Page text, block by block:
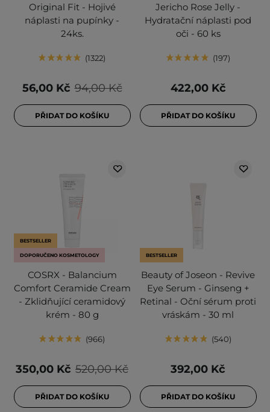
Original Fit - Hojivé
náplasti na pupínky -
24ks.
1322
94,00 Kč
56,00 Kč
PŘIDAT DO KOŠÍKU
Jericho Rose Jelly -
Hydratační náplasti pod
oči - 60 ks
197
422,00 Kč
PŘIDAT DO KOŠÍKU
BESTSELLER
DOPORUČENO KOSMETOLOGY
COSRX - Balancium
Comfort Ceramide Cream
- Zklidňující ceramidový
krém - 80 g
966
520,00 Kč
350,00 Kč
PŘIDAT DO KOŠÍKU
BESTSELLER
Beauty of Joseon - Revive
Eye Serum - Ginseng +
Retinal - Oční sérum proti
vráskám - 30 ml
540
392,00 Kč
PŘIDAT DO KOŠÍKU